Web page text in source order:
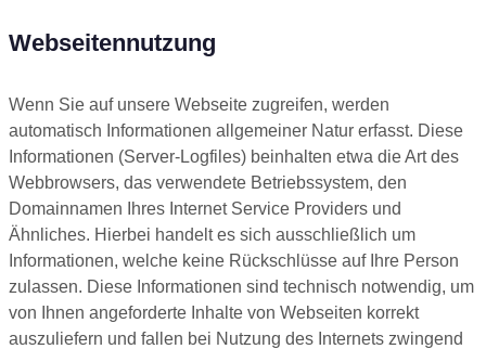
Webseitennutzung
Wenn Sie auf unsere Webseite zugreifen, werden
automatisch Informationen allgemeiner Natur erfasst. Diese
Informationen (Server-Logfiles) beinhalten etwa die Art des
Webbrowsers, das verwendete Betriebssystem, den
Domainnamen Ihres Internet Service Providers und
Ähnliches. Hierbei handelt es sich ausschließlich um
Informationen, welche keine Rückschlüsse auf Ihre Person
zulassen. Diese Informationen sind technisch notwendig, um
von Ihnen angeforderte Inhalte von Webseiten korrekt
auszuliefern und fallen bei Nutzung des Internets zwingend